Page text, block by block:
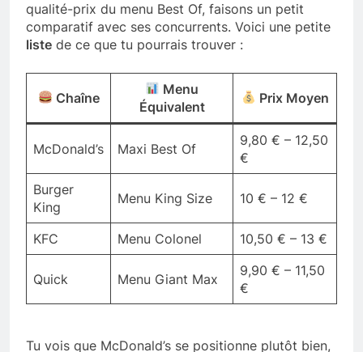
qualité-prix du menu Best Of, faisons un petit
comparatif avec ses concurrents. Voici une petite
liste de ce que tu pourrais trouver :
Chaîne
Menu
Équivalent
Prix Moyen
McDonald’s Maxi Best Of
9,80 € – 12,50
€
Burger
King
Menu King Size 10 € – 12 €
KFC Menu Colonel 10,50 € – 13 €
Quick Menu Giant Max
9,90 € – 11,50
€
Tu vois que McDonald’s se positionne plutôt bien,